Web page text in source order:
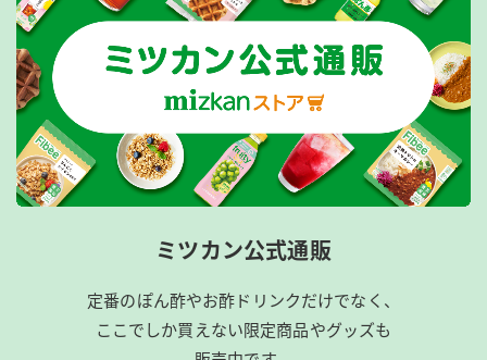
ミツカン公式通販
定番のぽん酢やお酢ドリンクだけでなく、
ここでしか買えない限定商品やグッズも